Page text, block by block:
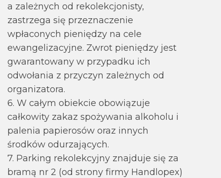
a zależnych od rekolekcjonisty,
zastrzega się przeznaczenie
wpłaconych pieniędzy na cele
ewangelizacyjne. Zwrot pieniędzy jest
gwarantowany w przypadku ich
odwołania z przyczyn zależnych od
organizatora.
6. W całym obiekcie obowiązuje
całkowity zakaz spożywania alkoholu i
palenia papierosów oraz innych
środków odurzających.
7. Parking rekolekcyjny znajduje się za
bramą nr 2 (od strony firmy Handlopex)